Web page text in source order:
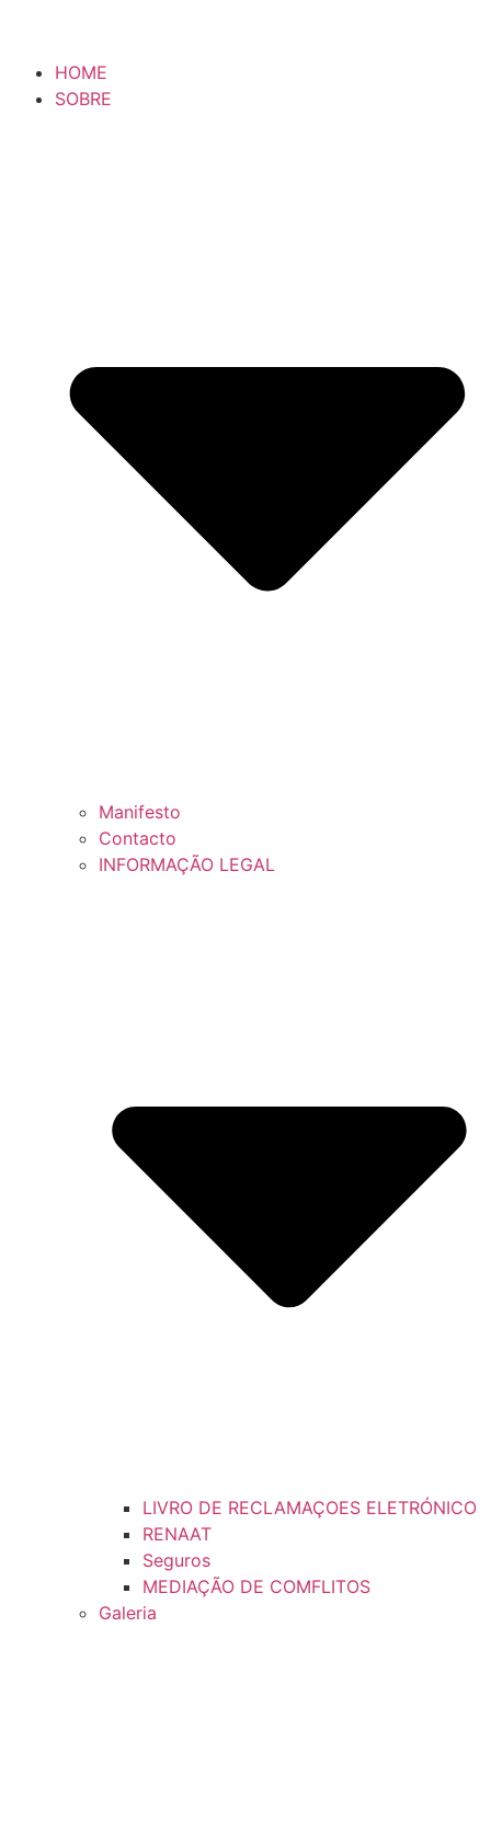
HOME
SOBRE
Manifesto
Contacto
INFORMAÇÃO LEGAL
LIVRO DE RECLAMAÇOES ELETRÓNICO
RENAAT
Seguros
MEDIAÇÃO DE COMFLITOS
Galeria